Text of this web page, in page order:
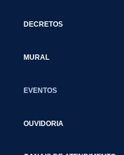
DECRETOS
MURAL
EVENTOS
OUVIDORIA